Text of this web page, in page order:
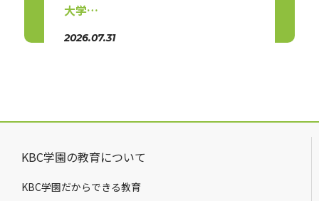
大学…
2026.07.31
KBC学園の教育について
KBC学園だからできる教育